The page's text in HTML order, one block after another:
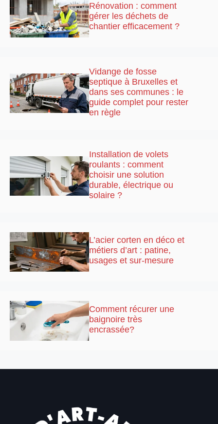
Rénovation : comment
gérer les déchets de
chantier efficacement ?
Vidange de fosse
septique à Bruxelles et
dans ses communes : le
guide complet pour rester
en règle
Installation de volets
roulants : comment
choisir une solution
durable, électrique ou
solaire ?
L’acier corten en déco et
métiers d’art : patine,
usages et sur-mesure
Comment récurer une
baignoire très
encrassée?